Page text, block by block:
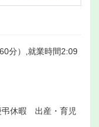
分）,就業時間2:09
休暇 出産・育児